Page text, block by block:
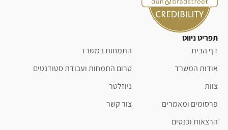
תפריט ניווט
דף הבית
אודות המשרד
צוות
פרסומים ומאמרים
ֿהרצאות וכנסים
התמחות במשרד
טרום התמחות ועבודת סטודנטים
ניוזלטר
צור קשר